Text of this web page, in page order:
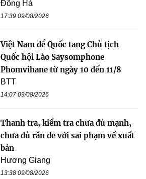
Đông Hà
17:39 09/08/2026
Việt Nam để Quốc tang Chủ tịch
Quốc hội Lào Saysomphone
Phomvihane từ ngày 10 đến 11/8
BTT
14:07 09/08/2026
Thanh tra, kiểm tra chưa đủ mạnh,
chưa đủ răn đe với sai phạm về xuất
bản
Hương Giang
13:38 09/08/2026